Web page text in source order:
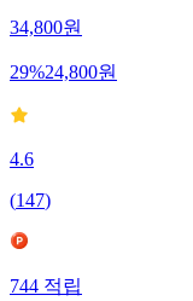
34,800원
29%24,800원
4.6
(147)
744적립